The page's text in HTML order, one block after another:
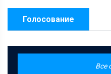
Голосование
Все